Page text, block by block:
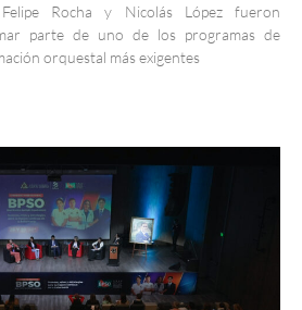
Rocha y Nicolás López fueron
parte de uno de los programas de
orquestal más exigentes